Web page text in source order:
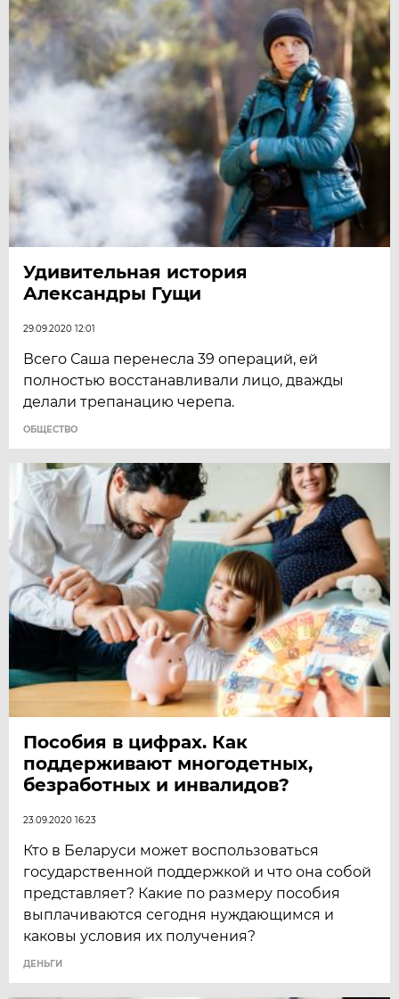
Удивительная история
Александры Гущи
29.09.2020 12:01
Всего Саша перенесла 39 операций, ей
полностью восстанавливали лицо, дважды
делали трепанацию черепа.
ОБЩЕСТВО
Пособия в цифрах. Как
поддерживают многодетных,
безработных и инвалидов?
23.09.2020 16:23
Кто в Беларуси может воспользоваться
государственной поддержкой и что она собой
представляет? Какие по размеру пособия
выплачиваются сегодня нуждающимся и
каковы условия их получения?
ДЕНЬГИ